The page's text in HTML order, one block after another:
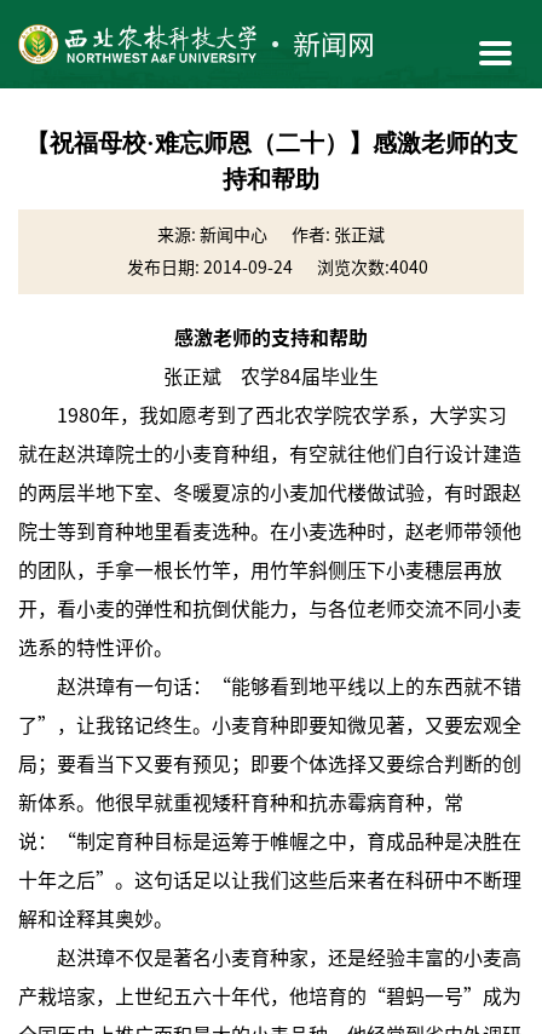
【祝福母校·难忘师恩（二十）】感激老师的支
持和帮助
来源: 新闻中心
作者: 张正斌
发布日期: 2014-09-24
浏览次数:4040
感激老师的支持和帮助
张正斌 农学84届毕业生
1980年，我如愿考到了西北农学院农学系，大学实习
就在赵洪璋院士的小麦育种组，有空就往他们自行设计建造
的两层半地下室、冬暖夏凉的小麦加代楼做试验，有时跟赵
院士等到育种地里看麦选种。在小麦选种时，赵老师带领他
的团队，手拿一根长竹竿，用竹竿斜侧压下小麦穗层再放
开，看小麦的弹性和抗倒伏能力，与各位老师交流不同小麦
选系的特性评价。
赵洪璋有一句话：“能够看到地平线以上的东西就不错
了”，让我铭记终生。小麦育种即要知微见著，又要宏观全
局；要看当下又要有预见；即要个体选择又要综合判断的创
新体系。他很早就重视矮秆育种和抗赤霉病育种，常
说：“制定育种目标是运筹于帷幄之中，育成品种是决胜在
十年之后”。这句话足以让我们这些后来者在科研中不断理
解和诠释其奥妙。
赵洪璋不仅是著名小麦育种家，还是经验丰富的小麦高
产栽培家，上世纪五六十年代，他培育的“碧蚂一号”成为